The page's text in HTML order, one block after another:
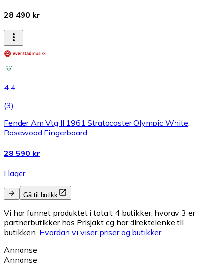
28 490 kr
4.4
(3)
Fender Am Vtg II 1961 Stratocaster Olympic White,
Rosewood Fingerboard
28 590 kr
I lager
Gå til butikk
Vi har funnet produktet i totalt 4 butikker, hvorav 3 er
partnerbutikker hos Prisjakt og har direktelenke til
butikken. Hvordan vi viser priser og butikker.
Annonse
Annonse